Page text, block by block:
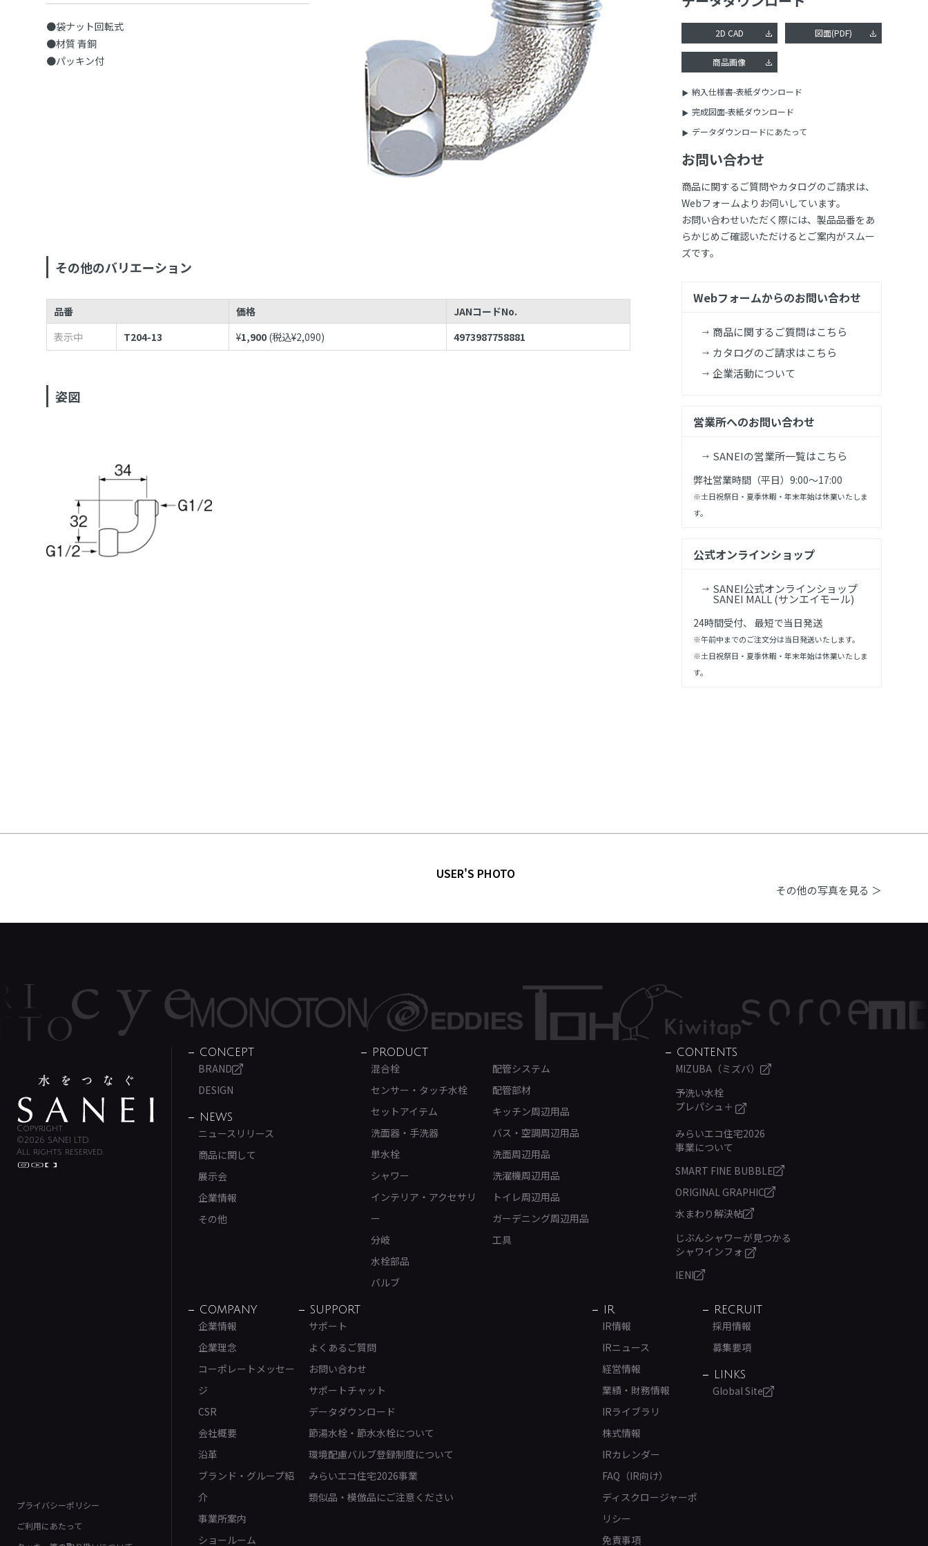
●袋ナット回転式
●材質 青銅
●パッキン付
その他のバリエーション
品番 価格
JANコードNo.
表示中
T204-13 ¥1,900 (税込¥2,090) 4973987758881
姿図
2D CAD 図面(PDF)
商品画像
納入仕様書-表紙ダウンロード
完成図面-表紙ダウンロード
データダウンロードにあたって
お問い合わせ
商品に関するご質問やカタログのご請求は、
Webフォームよりお伺いしています。
お問い合わせいただく際には、製品品番をあ
らかじめご確認いただけるとご案内がスムー
ズです。
Webフォームからのお問い合わせ
商品に関するご質問はこちら
カタログのご請求はこちら
企業活動について
営業所へのお問い合わせ
SANEIの営業所一覧はこちら
弊社営業時間（平日）9:00～17:00
※土日祝祭日・夏季休暇・年末年始は休業いたしま
す。
公式オンラインショップ
SANEI公式オンラインショップ
SANEI MALL (サンエイモール)
24時間受付、 最短で当日発送
※午前中までのご注文分は当日発送いたします。
※土日祝祭日・夏季休暇・年末年始は休業いたしま
す。
USER'S PHOTO
その他の写真を見る ＞
Copyright
©2026 SANEI LTD.
All rights reserved.
プライバシーポリシー
ご利用にあたって
CONCEPT
BRAND
DESIGN
NEWS
ニュースリリース
商品に関して
展示会
企業情報
その他
PRODUCT
混合栓
センサー・タッチ水栓
セットアイテム
洗面器・手洗器
単水栓
シャワー
インテリア・アクセサリ
ー
分岐
水栓部品
バルブ
配管システム
配管部材
キッチン周辺用品
バス・空調周辺用品
洗面周辺用品
洗濯機周辺用品
トイレ周辺用品
ガーデニング周辺用品
工具
CONTENTS
MIZUBA（ミズバ）
予洗い水栓
プレパシュ＋
みらいエコ住宅2026
事業について
SMART FINE BUBBLE
ORIGINAL GRAPHIC
水まわり解決帖
じぶんシャワーが見つかる
シャワインフォ
IENI
COMPANY
企業情報
企業理念
コーポレートメッセー
ジ
CSR
会社概要
沿革
ブランド・グループ紹
介
事業所案内
ショールーム
SUPPORT
サポート
よくあるご質問
お問い合わせ
サポートチャット
データダウンロード
節湯水栓・節水水栓について
環境配慮バルブ登録制度について
みらいエコ住宅2026事業
類似品・模倣品にご注意ください
IR
IR情報
IRニュース
経営情報
業績・財務情報
IRライブラリ
株式情報
IRカレンダー
FAQ（IR向け）
ディスクロージャーポ
リシー
免責事項
RECRUIT
採用情報
募集要項
LINKS
Global Site